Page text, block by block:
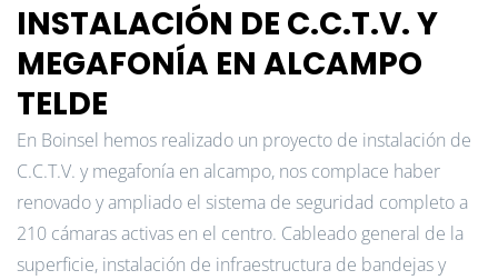
INSTALACIÓN DE C.C.T.V. Y
MEGAFONÍA EN ALCAMPO
TELDE
En Boinsel hemos realizado un proyecto de instalación de
C.C.T.V. y megafonía en alcampo, nos complace haber
renovado y ampliado el sistema de seguridad completo a
210 cámaras activas en el centro. Cableado general de la
superficie, instalación de infraestructura de bandejas y